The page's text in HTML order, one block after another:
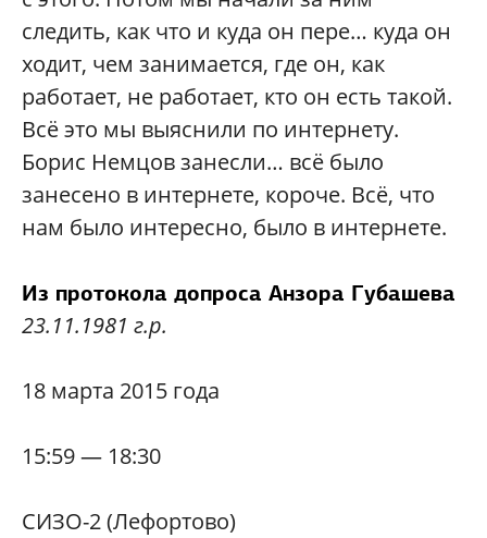
следить, как что и куда он пере… куда он
ходит, чем занимается, где он, как
работает, не работает, кто он есть такой.
Всё это мы выяснили по интернету.
Борис Немцов занесли… всё было
занесено в интернете, короче. Всё, что
нам было интересно, было в интернете.
Из протокола допроса Анзора Губашева
23.11.1981 г.р.
18 марта 2015 года
15:59 — 18:30
СИЗО-2 (Лефортово)